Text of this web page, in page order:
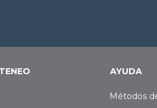
AYUDA
Métodos